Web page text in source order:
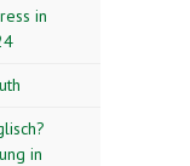
in
in